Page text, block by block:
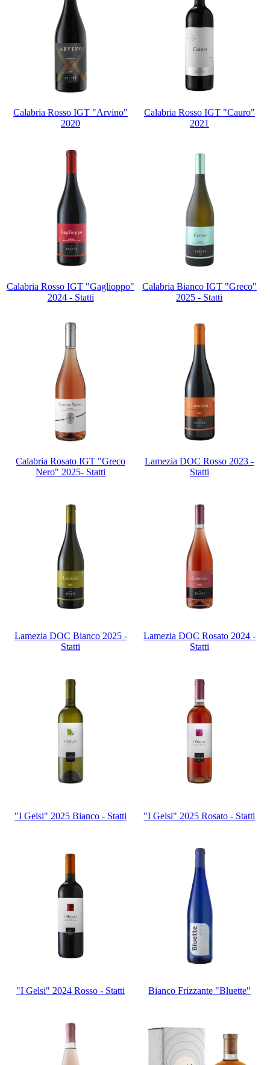
Calabria Rosso IGT "Arvino"
2020
Calabria Rosso IGT "Cauro"
2021
Calabria Rosso IGT "Gaglioppo"
2024 - Statti
Calabria Bianco IGT "Greco"
2025 - Statti
Calabria Rosato IGT "Greco
Nero" 2025- Statti
Lamezia DOC Rosso 2023 -
Statti
Lamezia DOC Bianco 2025 -
Statti
Lamezia DOC Rosato 2024 -
Statti
"I Gelsi" 2025 Bianco - Statti "I Gelsi" 2025 Rosato - Statti
"I Gelsi" 2024 Rosso - Statti Bianco Frizzante "Bluette"